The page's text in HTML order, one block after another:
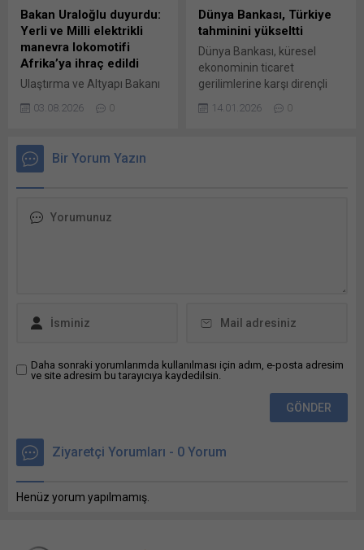
Wells ve Miami Açık’ı
kazanarak “sunshine
double” yapan 8. oyuncu,...
ve 2026 yılı büyüme
tahmininin aşağı yönlü
revize edildiğini vurgulandı.
Buna göre Türkiye için
büyüme...
Bakan Uraloğlu duyurdu:
Yerli ve Milli elektrikli
manevra lokomotifi
Afrika’ya ihraç edildi
Ulaştırma ve Altyapı Bakanı
TÜRASAŞ tarafından
ve milli dizel-elektrikli
manevra lokomotifi “DE
Uraloğlu, konuya ilişkin yazılı
yerli ve milli...
03.08.2026 0
Dünya Bankası, Türkiye
tahminini yükseltti
Dünya Bankası, küresel
ekonominin ticaret
gerilimlerine karşı dirençli
raporunda, Türkiye
belirtildi. Küresel ekonomik
14.01.2026 0
Bir Yorum Yazın
Daha sonraki yorumlarımda kullanılması için adım, e-posta adresim
ve site adresim bu tarayıcıya kaydedilsin.
Ziyaretçi Yorumları - 0 Yorum
Henüz yorum yapılmamış.